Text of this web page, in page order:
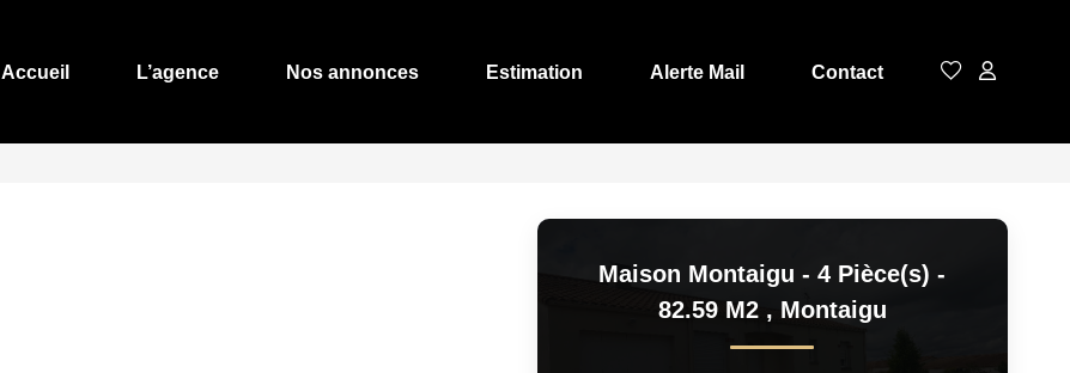
Accueil L’agence Nos annonces Estimation Alerte Mail Contact
Maison Montaigu - 4 Pièce(s) -
82.59 M2 , Montaigu